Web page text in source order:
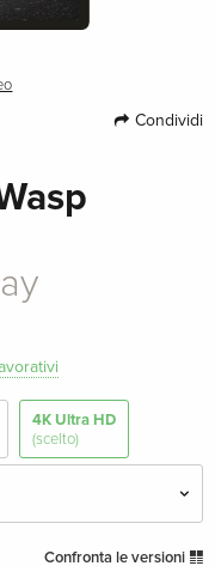
Condividi
4K Ultra HD
(scelto)
CHF 16.50
Confronta le versioni